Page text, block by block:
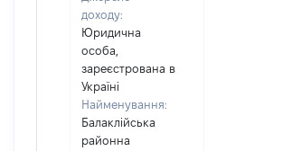
доходу:
Юридична
особа,
зареєстрована в
Україні
Найменування:
Балаклійська
районна